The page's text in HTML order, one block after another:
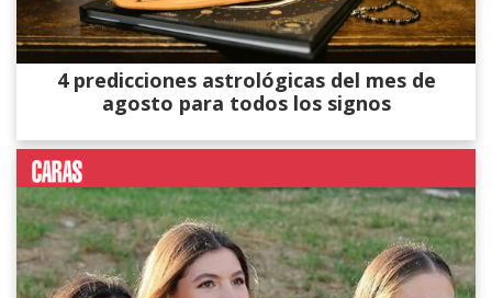
4 predicciones astrológicas del mes de
agosto para todos los signos